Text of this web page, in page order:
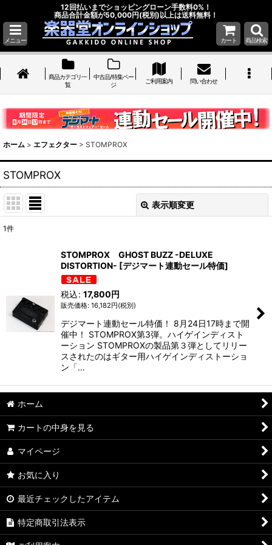
12回払いまでショッピングローン手数料0%！
商品合計金額が50,000円(税別)以上は送料無料！
メニュー カート 商品検索
商品カテゴリ一
覧
中古品/特集ペー
ジ
ご利用案内 問い合わせ
ホーム > エフェクター > STOMPROX
STOMPROX
表示順変更
絞り込む
1件
STOMPROX GHOST BUZZ -DELUXE
DISTORTION- [デジマート連動セール特価]
16,182円(税別)
税込: 17,800円
デジマート連動セール特価！ 8月24日17時まで開
催中！ STOMPROX第3弾。ハイゲインディスト
ーション STOMPROXの製品第３弾としてリリー
スされたのはギター用ハイゲインディストーショ
ン「…
ホーム
カートの中身を見る
マイページ
お気に入り
最近チェックしたアイテム
特定商取引法表示